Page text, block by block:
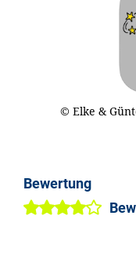
© Elke &
Bewertung